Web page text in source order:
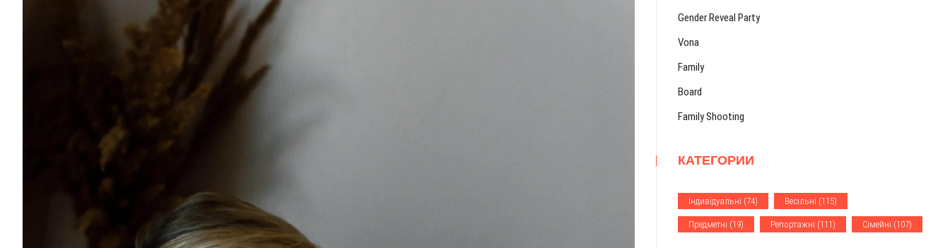
Gender Reveal Party
Vona
Family
Board
Family Shooting
КАТЕГОРИИ
Iндивiдуальнi (74) Весiльнi (115)
Предметнi (19) Репортажнi (111) Сiмейнi (107)